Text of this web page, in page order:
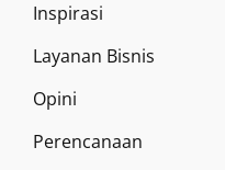
Inspirasi
Layanan Bisnis
Opini
Perencanaan